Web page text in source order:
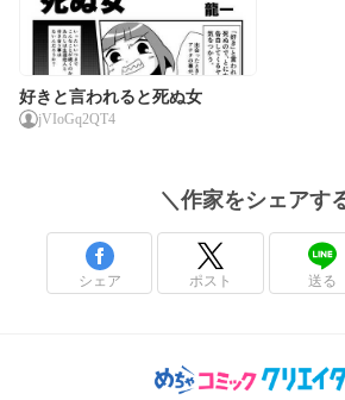
好きと言われると死ぬ女
jVIoGq2QT4
＼ 作家をシェアす
シェア ポスト 送る